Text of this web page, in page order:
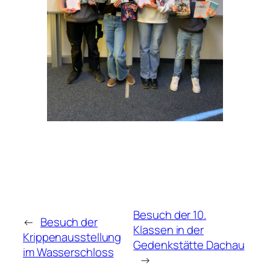
← Besuch der
Krippenausstellung
im Wasserschloss
Besuch der 10.
Klassen in der
Gedenkstätte Dachau
→